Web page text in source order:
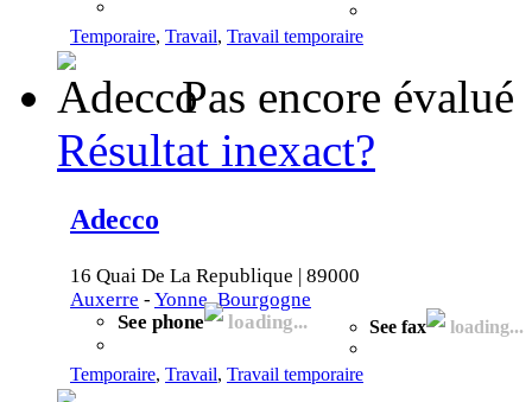
Temporaire, Travail, Travail temporaire
Pas encore évalué
Résultat inexact?
Adecco
16 Quai De La Republique | 89000
Auxerre - Yonne, Bourgogne
See phone
loading... See fax loading...
Temporaire, Travail, Travail temporaire